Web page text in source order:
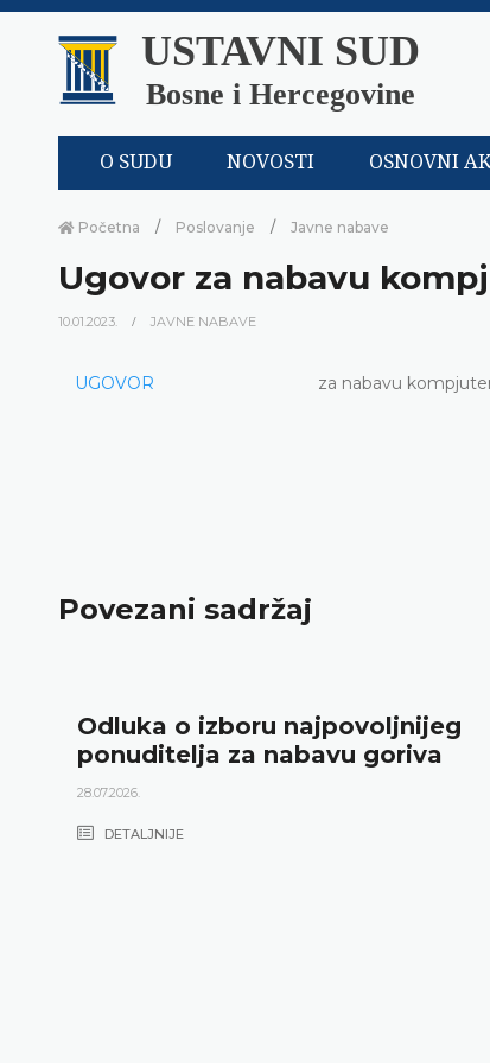
USTAVNI SUD
Bosne i Hercegovine
O SUDU NOVOSTI OSNOVNI
Početna Poslovanje Javne nabave
Ugovor za nabavu
10.01.2023. JAVNE NABAVE
UGOVOR za nabavu
Povezani sadržaj
Odluka o izboru najpovoljnijeg
ponuditelja za nabavu goriva
28.07.2026.
DETALJNIJE